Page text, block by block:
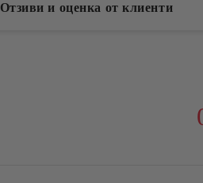
Отзиви и оценка от клиенти